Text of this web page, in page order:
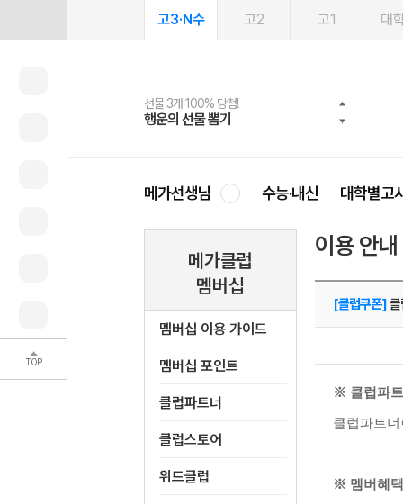
TOP
고3·N수 고2 고1 대
선물 3개 100% 당첨!
행운의 선물 뽑기
선물 100% 증정!
메가스터디 X 올리브
2027 러셀 단과
강사 공개선발
스마트러닝앱
설문 EVENT
메가패스
3일 무료 체험권
메가패스 수강생 무료혜택!
메가클럽 멤버십
사회공헌 캠페인
희망이룸 메가나눔
메가선생님 수능·내신 대학별고
메가클럽
멤버십
멤버십 이용 가이드
멤버십 포인트
클럽파트너
클럽스토어
위드클럽
이용 안내
[클럽쿠폰]클
※ 클럽파
클럽파트
※ 멤버혜택